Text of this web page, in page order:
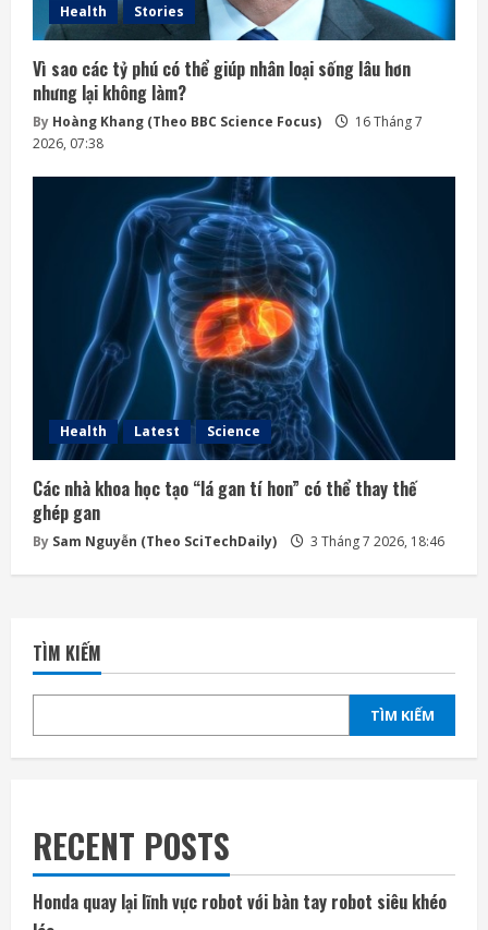
Health Stories
Vì sao các tỷ phú có thể giúp nhân loại sống lâu hơn
nhưng lại không làm?
By Hoàng Khang (Theo BBC Science Focus)
16 Tháng 7
2026, 07:38
Health Latest Science
Các nhà khoa học tạo “lá gan tí hon” có thể thay thế
ghép gan
By Sam Nguyễn (Theo SciTechDaily) 3 Tháng 7 2026, 18:46
TÌM KIẾM
TÌM KIẾM
RECENT POSTS
Honda quay lại lĩnh vực robot với bàn tay robot siêu khéo